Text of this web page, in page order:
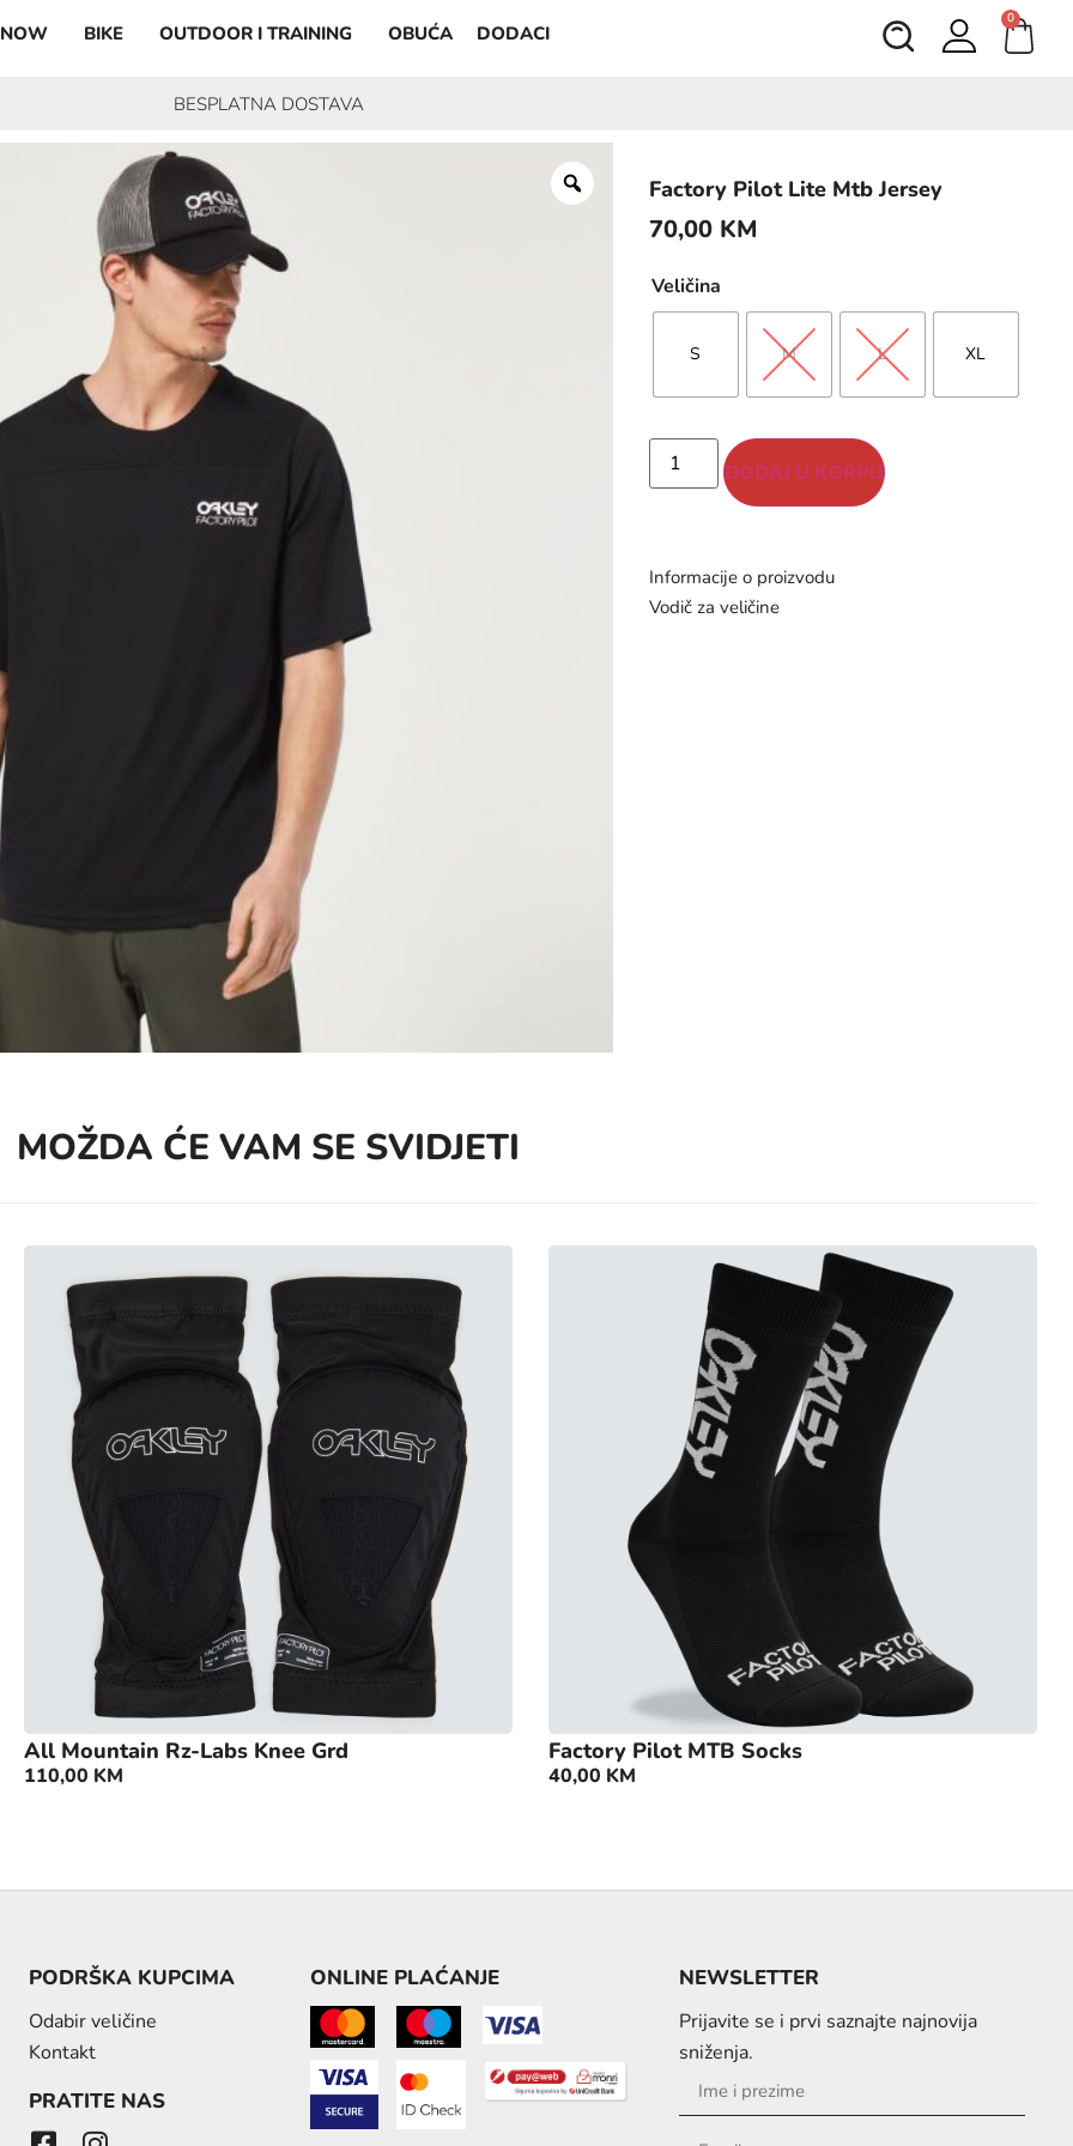
BIKE OUTDOOR I TRAINING OBUĆA DODACI
0
BESPLATNA DOSTAVA
Factory Pilot Lite Mtb Jersey
70,00 KM
Veličina
S M L XL
DODAJ U KORPU
Informacije o proizvodu
Vodič za veličine
MOŽDA ĆE VAM SE SVIDJETI
All Mountain Rz-Labs Knee Grd
110,00 KM
Factory Pilot MTB Socks
40,00 KM
PODRŠKA KUPCIMA
Odabir veličine
Kontakt
PRATITE NAS
ONLINE PLAĆANJE NEWSLETTER
Prijavite se i prvi saznajte najnovija
sniženja.